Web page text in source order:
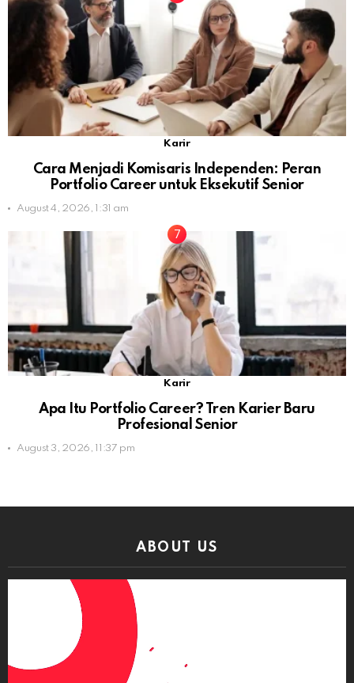
Karir
Cara Menjadi Komisaris Independen: Peran
Portfolio Career untuk Eksekutif Senior
August 4, 2026, 1:31 am
Karir
Apa Itu Portfolio Career? Tren Karier Baru
Profesional Senior
August 3, 2026, 11:37 pm
ABOUT US